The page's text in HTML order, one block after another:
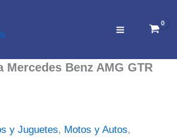
Mercedes Benz AMG GTR
y Juguetes, Motos y Autos,